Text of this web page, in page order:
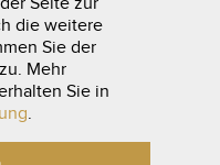
89 23
die weitere
Sie der
Mehr
Sie in
.